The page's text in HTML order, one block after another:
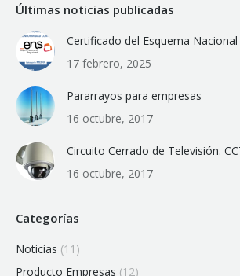
Últimas noticias publicadas
Certificado del Esquema Nacional
17 febrero, 2025
Pararrayos para empresas
16 octubre, 2017
Circuito Cerrado de Televisión.
16 octubre, 2017
Categorías
Noticias (11)
Producto Empresas (12)